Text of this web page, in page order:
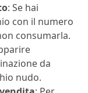
: Se hai
con il numero
consumarla.
da
nudo.